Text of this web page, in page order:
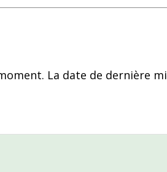
La date de dernière